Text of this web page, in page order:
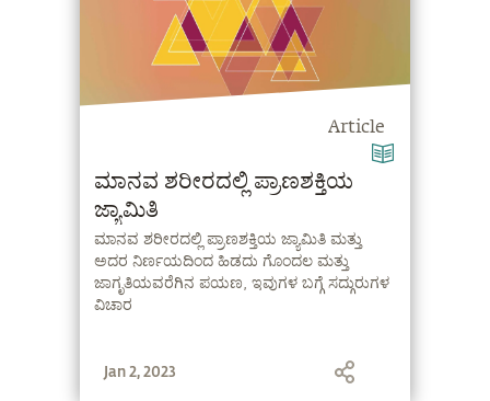
Article
ಮಾನವ ಶರೀರದಲ್ಲಿ ಪ್ರಾಣಶಕ್ತಿಯ
ಜ್ಯಾಮಿತಿ
ಮಾನವ ಶರೀರದಲ್ಲಿ ಪ್ರಾಣಶಕ್ತಿಯ ಜ್ಯಾಮಿತಿ ಮತ್ತು
ಅದರ ನಿರ್ಣಯದಿಂದ ಹಿಡದು ಗೊಂದಲ ಮತ್ತು
ಜಾಗೃತಿಯವರೆಗಿನ ಪಯಣ, ಇವುಗಳ ಬಗ್ಗೆ ಸದ್ಗುರುಗಳ
ವಿಚಾರ
Jan 2, 2023